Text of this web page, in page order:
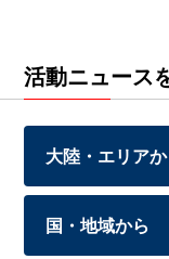
活動ニュース